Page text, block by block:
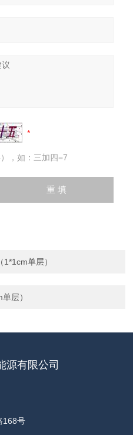
，如：三加四=7
单层）
层）
源有限公司
168号